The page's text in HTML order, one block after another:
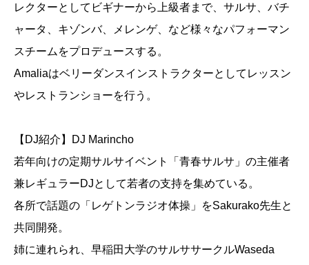
レクターとしてビギナーから上級者まで、サルサ、バチ
ャータ、キゾンバ、メレンゲ、など様々なパフォーマン
スチームをプロデュースする。
Amaliaはベリーダンスインストラクターとしてレッスン
やレストランショーを行う。
【DJ紹介】DJ Marincho
若年向けの定期サルサイベント「青春サルサ」の主催者
兼レギュラーDJとして若者の支持を集めている。
各所で話題の「レゲトンラジオ体操」をSakurako先生と
共同開発。
姉に連れられ、早稲田大学のサルササークルWaseda